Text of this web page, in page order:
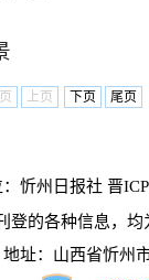
上页 下页 尾页
忻州日报社 晋
登的各种信息，
地址：山西省忻州